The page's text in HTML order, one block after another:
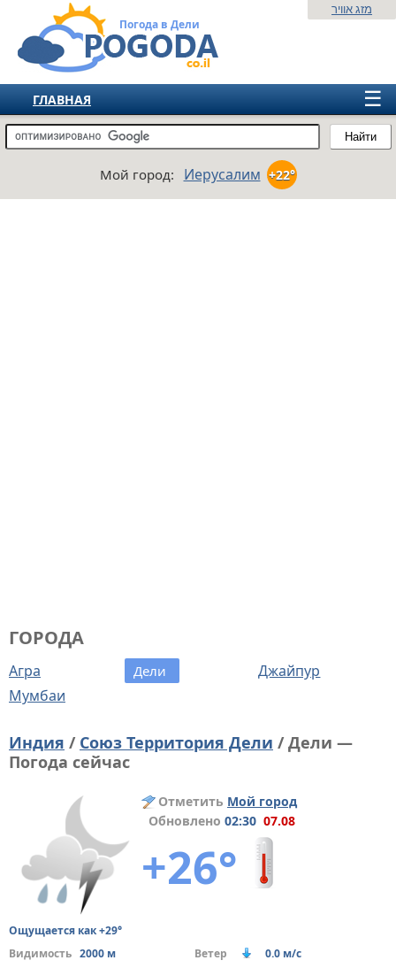
Погода в Дели
Найти
מזג אוויר
☰
ГЛАВНАЯ
ИЗРАИЛЬ
ЕВРОПА
Мой город: Иерусалим +22°
ГОРОДА
Агра Дели
Джайпур
Мумбаи
Индия / Союз Территория Дели / Дели —
Погода сейчас
Отметить Мой город
Обновлено 02:30 07.08
+26°
Ощущается как +29°
Видимость 2000 м Ветер
0.0 м/с